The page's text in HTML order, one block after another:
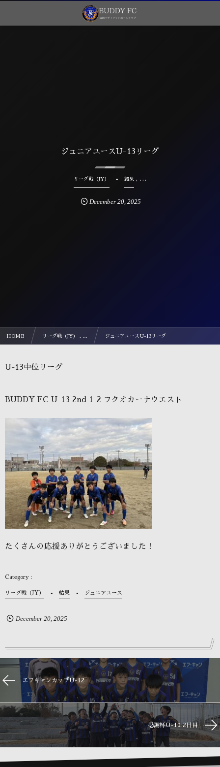
ジュニアユースU-13リーグ
リーグ戦（JY） 結果 , …
December 20,2025
HOME リーグ戦（JY） , … ジュニアユースU-13リーグ
U-13中位リーグ
BUDDY FC U-13 2nd 1-2 フクオカーナウエスト
たくさんの応援ありがとうございました！
リーグ戦（JY） 結果 ジュニアユース
December 20, 2025
エフキャンカップU-12
感謝杯U-10 2日目